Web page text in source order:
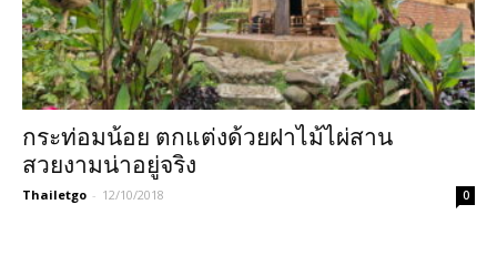
กระท่อมน้อย ตกแต่งด้วยฝาไม้ไผ่สาน
สวยงามน่าอยู่จริง
Thailetgo - 12/10/2018 0